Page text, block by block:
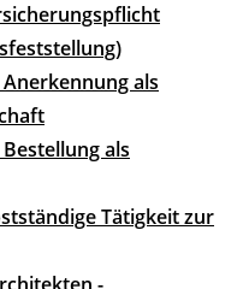
als
als
Tätigkeit zur